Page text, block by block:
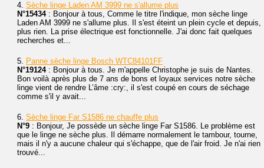
4. Sèche linge Laden AM 3999 ne s'allume plus
N°15434: Bonjour à tous, Comme le titre l'indique, mon sèche linge
Laden AM 3999 ne s'allume plus. Il s'est éteint un plein cycle et depuis,
plus rien. La prise électrique est fonctionnelle. J'ai donc fait quelques
recherches et...
5. Panne sèche linge Bosch WTC84101FF
N°19124: Bonjour à tous. Je m'appelle Christophe je suis de Nantes.
Bon voilà après plus de 7 ans de bons et loyaux services notre sèche
linge vient de rendre L’âme :cry:, il s'est coupé en cours de séchage
comme s'il y avait...
6. Sèche linge Far S1586 ne chauffe plus
N°9 : Bonjour, Je possède un sèche linge Far S1586. Le problème est
que le linge ne sèche plus. Il démarre normalement le tambour, tourne,
mais il n'y a aucune chaleur qui s'échappe, que de l'air froid. Je n'ai rien
trouvé...